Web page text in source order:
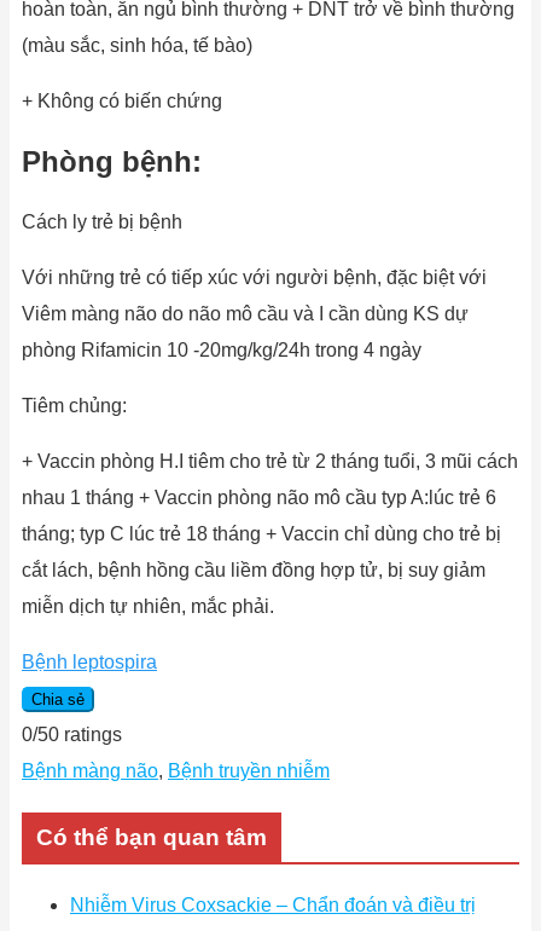
hoàn toàn, ăn ngủ bình thường + DNT trở về bình thường
(màu sắc, sinh hóa, tế bào)
+ Không có biến chứng
Phòng bệnh:
Cách ly trẻ bị bệnh
Với những trẻ có tiếp xúc với người bệnh, đặc biệt với
Viêm màng não do não mô cầu và I cần dùng KS dự
phòng Rifamicin 10 -20mg/kg/24h trong 4 ngày
Tiêm chủng:
+ Vaccin phòng H.I tiêm cho trẻ từ 2 tháng tuổi, 3 mũi cách
nhau 1 tháng + Vaccin phòng não mô cầu typ A:lúc trẻ 6
tháng; typ C lúc trẻ 18 tháng + Vaccin chỉ dùng cho trẻ bị
cắt lách, bệnh hồng cầu liềm đồng hợp tử, bị suy giảm
miễn dịch tự nhiên, mắc phải.
Bệnh leptospira
Chia sẻ
0/50 ratings
Bệnh màng não, Bệnh truyền nhiễm
Có thể bạn quan tâm
Nhiễm Virus Coxsackie – Chẩn đoán và điều trị